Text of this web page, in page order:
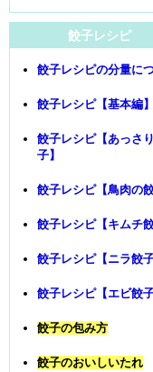
餃子レシピ
餃子レシピの分量に
餃子レシピ【基本編】
餃子レシピ【あっさ
子】
餃子レシピ【鳥肉の餃
餃子レシピ【キムチ餃
餃子レシピ【ニラ餃子
餃子レシピ【エビ餃子
餃子の包み方
餃子のおいしいたれ